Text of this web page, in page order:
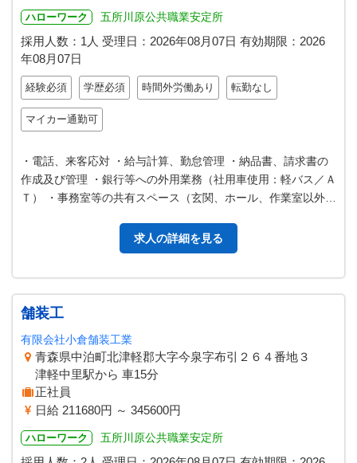
ハローワーク 五所川原公共職業安定所
採用人数：1人 受理日： 2026年08月07日 有効期限： 2026
年08月07日
経験必須 学歴必須 時間外労働あり 転勤なし
マイカー通勤可
・電話、来客応対 ・給与計算、勤怠管理 ・納品書、請求書の
作成及び管理 ・銀行等への外用業務（社用車使用：軽バス／Ａ
Ｔ） ・事務室等の共有スペース（玄関、ホール、作業室以外）
求人の詳細を見る
舗装工
有限会社小倉舗装工業
青森県中泊町北津軽郡大字今泉字布引２６４番地３
津軽中里駅から 車15分
正社員
日給 211680円 ～ 345600円
ハローワーク 五所川原公共職業安定所